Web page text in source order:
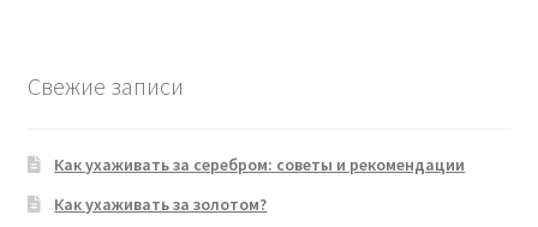
Свежие записи
Как ухаживать за серебром: советы и рекомендации
Как ухаживать за золотом?